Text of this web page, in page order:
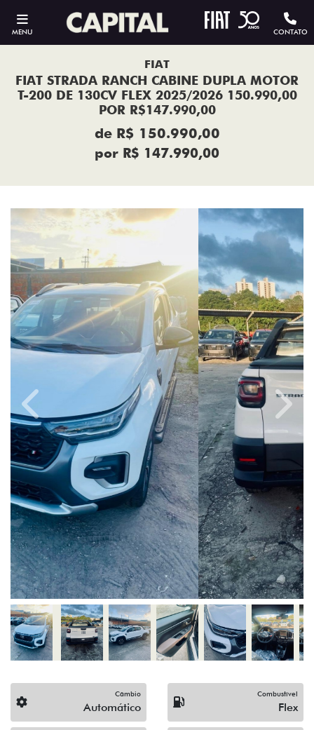
MENU CONTATO
FIAT
FIAT STRADA RANCH CABINE DUPLA MOTOR
T-200 DE 130CV FLEX 2025/2026 150.990,00
POR R$147.990,00
de R$ 150.990,00
por R$ 147.990,00
Previous Next
Câmbio
Automático
Combustível
Flex